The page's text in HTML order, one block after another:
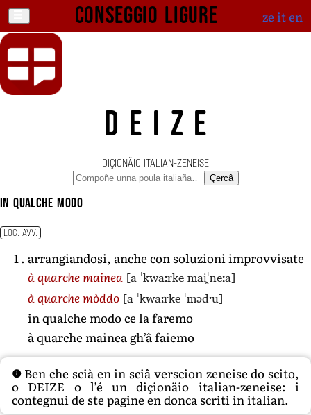
Conseggio ligure ze iten
DEIZE
DIÇIONÄIO ITALIAN-ZENEISE
Çercâ
in qualche modo
LOC. AVV.
arrangiandosi, anche con soluzioni improvvisate
à quarche mainea [a ˈkwaːrke mai̯ˈneːa]
à quarche mòddo [a ˈkwaːrke ˈmɔdˑu]
in qualche modo ce la faremo
à quarche mainea gh’â faiemo
Ben che scià en in sciâ verscion zeneise do scito,
o DEIZE o l’é un diçionäio italian-zeneise: i
contegnui de ste pagine en donca scriti in italian.